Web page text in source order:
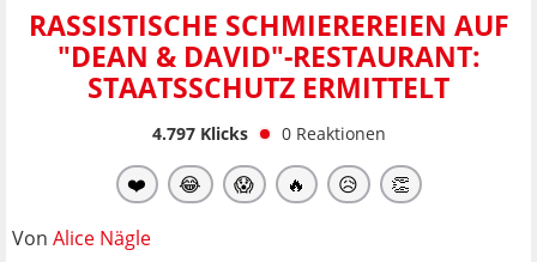
RASSISTISCHE SCHMIEREREIEN AUF
"DEAN & DAVID"-RESTAURANT:
STAATSSCHUTZ ERMITTELT
4.797Klicks 0 Reaktionen
❤️ 😂 😱 🔥 😥 👏
Von Alice Nägle